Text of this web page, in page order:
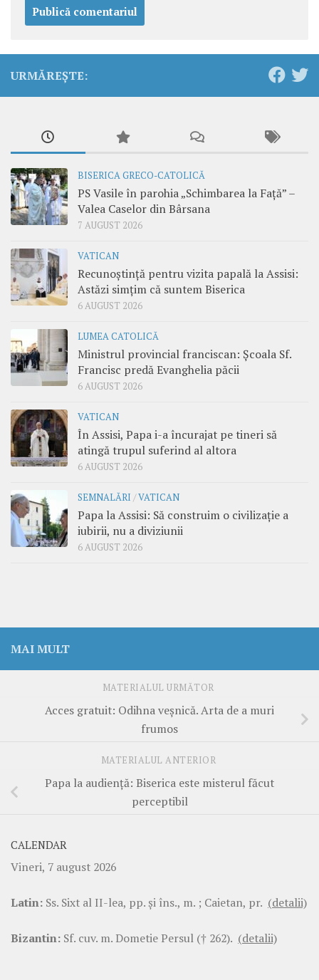
URMĂREȘTE:
BISERICA GRECO-CATOLICĂ
PS Vasile în parohia „Schimbarea la Față” –
Valea Caselor din Bârsana
7 AUGUST 2026
VATICAN
Recunoștință pentru vizita papală la Assisi:
Astăzi simțim că suntem Biserica
6 AUGUST 2026
LUMEA CATOLICĂ
Ministrul provincial franciscan: Școala Sf.
Francisc predă Evanghelia păcii
6 AUGUST 2026
VATICAN
În Assisi, Papa i-a încurajat pe tineri să
atingă trupul suferind al altora
6 AUGUST 2026
SEMNALĂRI /VATICAN
Papa la Assisi: Să construim o civilizație a
iubirii, nu a diviziunii
6 AUGUST 2026
MAI MULT
MATERIALUL URMĂTOR
Acces gratuit: Odihna veșnică. Arta de a muri
frumos
MATERIALUL ANTERIOR
Papa la audiență: Biserica este misterul făcut
perceptibil
CALENDAR
Vineri, 7 august 2026
Latin: Ss. Sixt al II-lea, pp. şi îns., m. ; Caietan, pr. (detalii)
Bizantin: Sf. cuv. m. Dometie Persul († 262). (detalii)